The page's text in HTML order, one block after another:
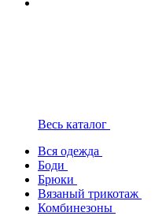
Весь каталог
Вся одежда
Боди
Брюки
Вязаный трикотаж
Комбинезоны